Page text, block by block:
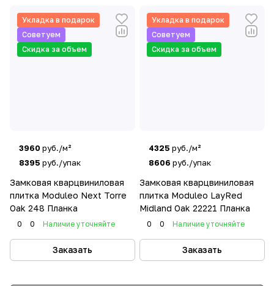
Укладка в подарок
Советуем
Скидка за объем
3960 руб./м²
8395 руб./упак
Замковая кварцвиниловая
плитка Moduleo Next Torre
Oak 248 Планка
0 0 Наличие уточняйте
Заказать
Укладка в подарок
Советуем
Скидка за объем
4325 руб./м²
8606 руб./упак
Замковая кварцвиниловая
плитка Moduleo LayRed
Midland Oak 22221 Планка
0 0 Наличие уточняйте
Заказать